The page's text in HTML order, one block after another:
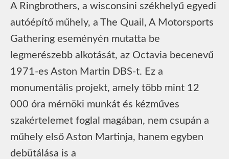
A Ringbrothers, a wisconsini székhelyű egyedi
autóépítő műhely, a The Quail, A Motorsports
Gathering eseményén mutatta be
legmerészebb alkotását, az Octavia becenevű
1971-es Aston Martin DBS-t. Ez a
monumentális projekt, amely több mint 12
000 óra mérnöki munkát és kézműves
szakértelemet foglal magában, nem csupán a
műhely első Aston Martinja, hanem egyben
debütálása is a